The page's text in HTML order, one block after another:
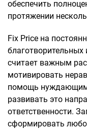
обеспечить
протяжении
Fix Price на
благотворительных
считает важным
мотивировать
помощь
развивать это
ответственности.
сформировать